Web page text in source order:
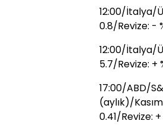
12:00/İtalya/
0.8/Revize: -
12:00/İtalya/
5.7/Revize: +
17:00/ABD/
(aylık)/
0.41/Revize: